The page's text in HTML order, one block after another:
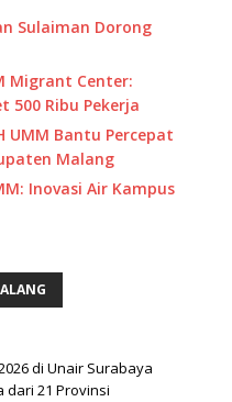
Sulaiman Dorong
Migrant Center:
500 Ribu Pekerja
UMM Bantu Percepat
Malang
Inovasi Air Kampus
di Unair Surabaya
dari 21 Provinsi